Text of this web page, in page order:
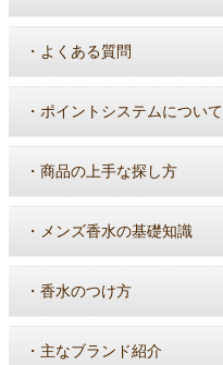
・ よくある質問
・ ポイントシステムについて
・ 商品の上手な探し方
・ メンズ香水の基礎知識
・ 香水のつけ方
・ 主なブランド紹介